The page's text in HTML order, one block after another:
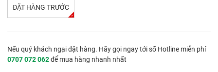
ĐẶT HÀNG TRƯỚC
Nếu quý khách ngại đặt hàng. Hãy gọi ngay tới số Hotline miễn phí
0707 072 062để mua hàng nhanh nhất